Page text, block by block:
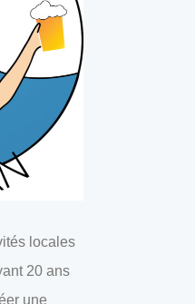
locales
20 ans
une